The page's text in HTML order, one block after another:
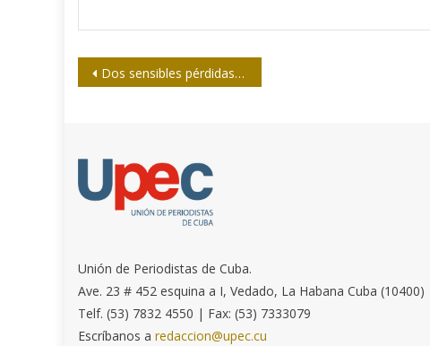
Navegación
Dos sensibles pérdidas para el periodismo cubano
Unión de Periodistas de Cuba.
Ave. 23 # 452 esquina a I, Vedado, La Habana Cuba (10400)
Telf. (53) 7832 4550 | Fax: (53) 7333079
Escríbanos aredaccion@upec.cu